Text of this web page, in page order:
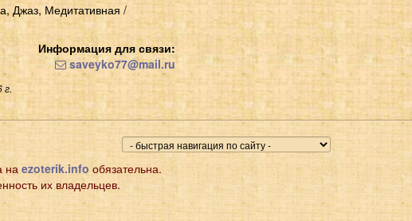
Джаз, Медитативная /
Информация для связи:
saveyko77@mail.ru
г.
на ezoterik.info обязательна.
их владельцев.